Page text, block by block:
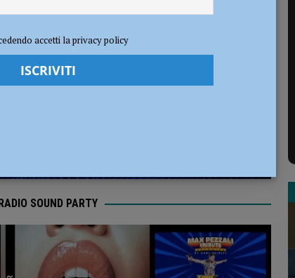
nella provincia di Piacenza”
Attualità
RADIO SOUND PARTY
accetti la privacy policy